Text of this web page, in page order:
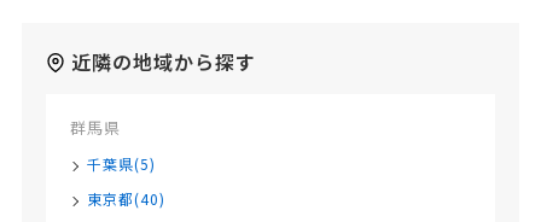
近隣の地域から探す
群馬県
千葉県(5)
東京都(40)